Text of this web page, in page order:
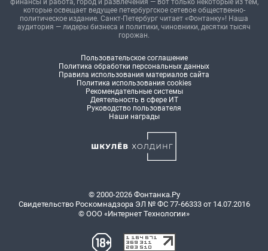
финансы и работа, город и развлечения — вот только некоторые из тем,
которые освещает ведущее петербургское сетевое общественно-
политическое издание. Санкт-Петербург читает «Фонтанку»! Наша
аудитория — лидеры бизнеса и политики, чиновники, десятки тысяч
горожан.
Пользовательское соглашение
Политика обработки персональных данных
Правила использования материалов сайта
Политика использования cookies
Рекомендательные системы
Деятельность в сфере ИТ
Руководство пользователя
Наши награды
© 2000-2026 Фонтанка.Ру
Свидетельство Роскомнадзора ЭЛ № ФС 77-66333 от 14.07.2016
© ООО «Интернет Технологии»